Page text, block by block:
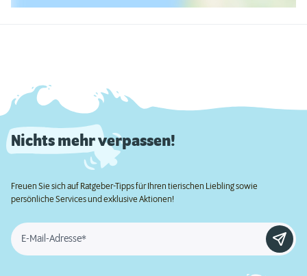
Nichts mehr verpassen!
Freuen Sie sich auf Ratgeber-Tipps für Ihren tierischen Liebling sowie
persönliche Services und exklusive Aktionen!
E-Mail-Adresse*